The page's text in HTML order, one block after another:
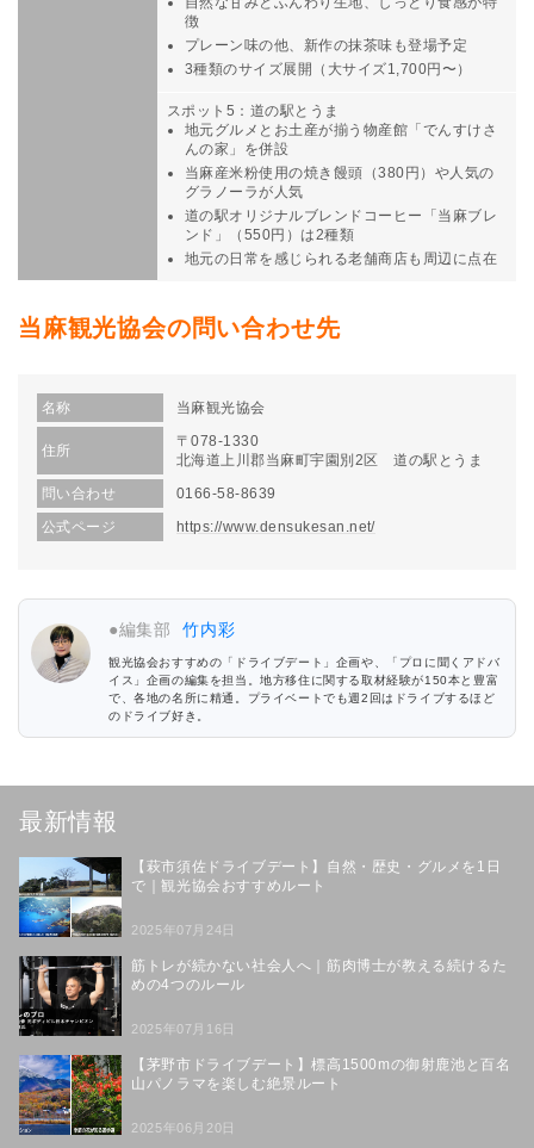
徴
プレーン味の他、新作の抹茶味も登場予定
3種類のサイズ展開（大サイズ1,700円〜）
スポット5：道の駅とうま
地元グルメとお土産が揃う物産館「でんすけさ
んの家」を併設
当麻産米粉使用の焼き饅頭（380円）や人気の
グラノーラが人気
道の駅オリジナルブレンドコーヒー「当麻ブレ
ンド」（550円）は2種類
地元の日常を感じられる老舗商店も周辺に点在
当麻観光協会の問い合わせ先
名称 当麻観光協会
住所
〒078-1330
北海道上川郡当麻町宇園別2区 道の駅とうま
問い合わせ
0166-58-8639
公式ページ
https://www.densukesan.net/
●編集部 竹内彩
観光協会おすすめの「ドライブデート」企画や、「プロに聞くアドバ
イス」企画の編集を担当。地方移住に関する取材経験が150本と豊富
で、各地の名所に精通。プライベートでも週2回はドライブするほど
のドライブ好き。
最新情報
【萩市須佐ドライブデート】自然・歴史・グルメを1日
で｜観光協会おすすめルート
2025年07月24日
筋トレが続かない社会人へ｜筋肉博士が教える続けるた
めの4つのルール
2025年07月16日
【茅野市ドライブデート】標高1500mの御射鹿池と百名
山パノラマを楽しむ絶景ルート
2025年06月20日